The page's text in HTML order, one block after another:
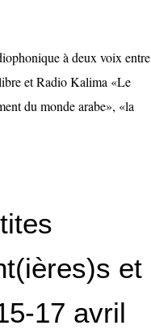
à deux voix entre
et Radio Kalima «Le
du monde arabe», «la
et
17 avril